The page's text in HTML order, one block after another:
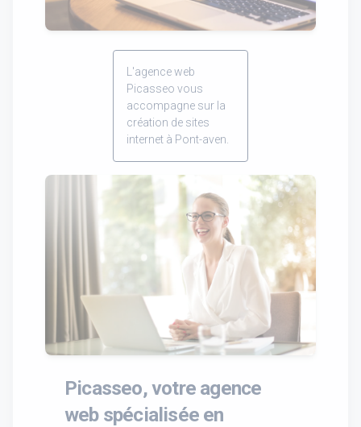
L'agence web
Picasseo vous
accompagne sur la
création de sites
internet à Pont-aven.
Picasseo, votre agence
web spécialisée en